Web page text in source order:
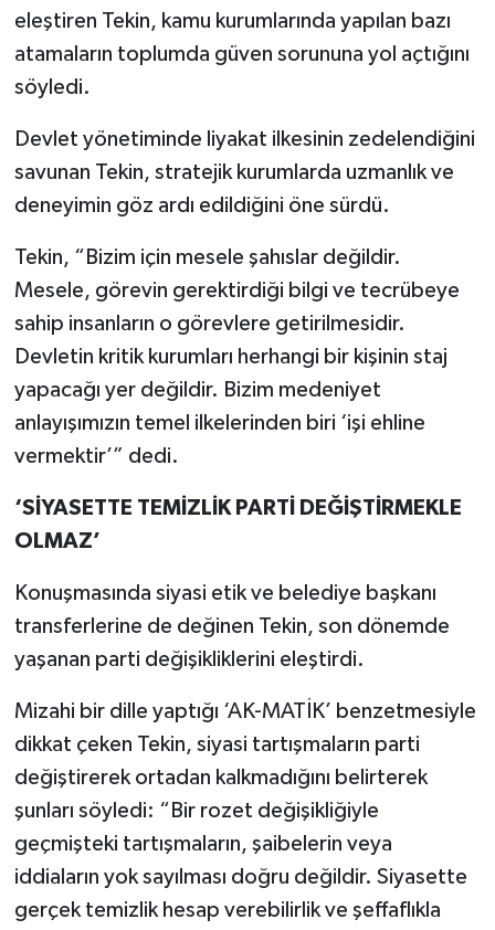
eleştiren Tekin, kamu kurumlarında yapılan bazı
atamaların toplumda güven sorununa yol açtığını
söyledi.
Devlet yönetiminde liyakat ilkesinin zedelendiğini
savunan Tekin, stratejik kurumlarda uzmanlık ve
deneyimin göz ardı edildiğini öne sürdü.
Tekin, “Bizim için mesele şahıslar değildir.
Mesele, görevin gerektirdiği bilgi ve tecrübeye
sahip insanların o görevlere getirilmesidir.
Devletin kritik kurumları herhangi bir kişinin staj
yapacağı yer değildir. Bizim medeniyet
anlayışımızın temel ilkelerinden biri ‘işi ehline
vermektir’” dedi.
‘SİYASETTE TEMİZLİK PARTİ DEĞİŞTİRMEKLE
OLMAZ’
Konuşmasında siyasi etik ve belediye başkanı
transferlerine de değinen Tekin, son dönemde
yaşanan parti değişikliklerini eleştirdi.
Mizahi bir dille yaptığı ‘AK-MATİK’ benzetmesiyle
dikkat çeken Tekin, siyasi tartışmaların parti
değiştirerek ortadan kalkmadığını belirterek
şunları söyledi: “Bir rozet değişikliğiyle
geçmişteki tartışmaların, şaibelerin veya
iddiaların yok sayılması doğru değildir. Siyasette
gerçek temizlik hesap verebilirlik ve şeffaflıkla